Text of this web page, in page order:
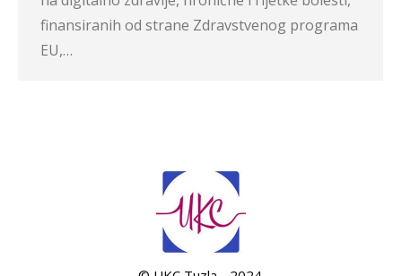
finansiranih od strane Zdravstvenog programa
EU,…